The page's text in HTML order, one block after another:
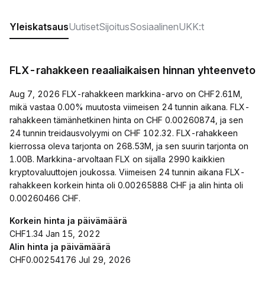
YleiskatsausUutisetSijoitusSosiaalinenUKK:t
FLX-rahakkeen reaaliaikaisen hinnan yhteenveto
Aug 7, 2026 FLX-rahakkeen markkina-arvo on CHF2.61M,
mikä vastaa 0.00% muutosta viimeisen 24 tunnin aikana. FLX-
rahakkeen tämänhetkinen hinta on CHF 0.00260874, ja sen
24 tunnin treidausvolyymi on CHF 102.32. FLX-rahakkeen
kierrossa oleva tarjonta on 268.53M, ja sen suurin tarjonta on
1.00B. Markkina-arvoltaan FLX on sijalla 2990 kaikkien
kryptovaluuttojen joukossa. Viimeisen 24 tunnin aikana FLX-
rahakkeen korkein hinta oli 0.00265888 CHF ja alin hinta oli
0.00260466 CHF.
Korkein hinta ja päivämäärä
CHF1.34 Jan 15, 2022
Alin hinta ja päivämäärä
CHF0.00254176 Jul 29, 2026